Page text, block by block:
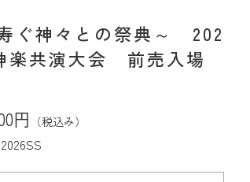
ぐ神々との祭典～ 202
楽共演大会 前売入場
円 （税込み）